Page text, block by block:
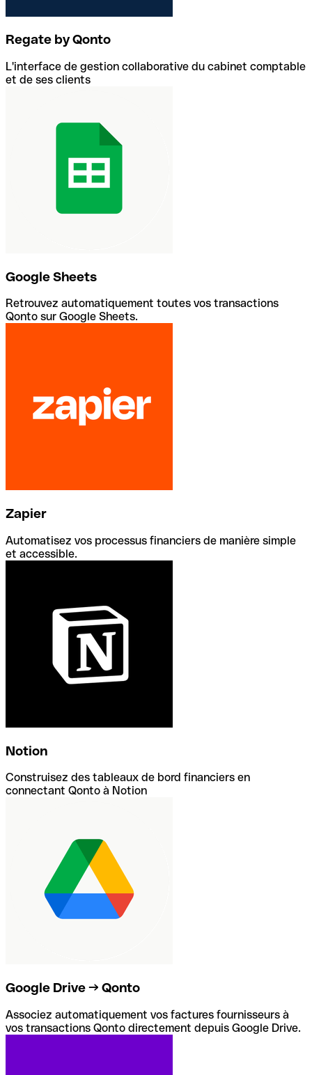
Regate by Qonto
L'interface de gestion collaborative du cabinet comptable
et de ses clients
Google Sheets
Retrouvez automatiquement toutes vos transactions
Qonto sur Google Sheets.
Zapier
Automatisez vos processus financiers de manière simple
et accessible.
Notion
Construisez des tableaux de bord financiers en
connectant Qonto à Notion
Google Drive → Qonto
Associez automatiquement vos factures fournisseurs à
vos transactions Qonto directement depuis Google Drive.